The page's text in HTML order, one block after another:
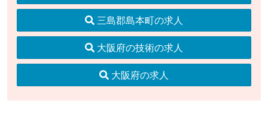
三島郡島本町の求人
大阪府の技術の求人
大阪府の求人